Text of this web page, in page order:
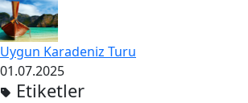
Uygun Karadeniz Turu
01.07.2025
Etiketler